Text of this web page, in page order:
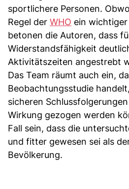
sportlichere Personen.
Regel der WHO ein
betonen die Autoren, dass
Widerstandsfähigkeit
Aktivitätszeiten angestrebt
Das Team räumt auch ein,
Beobachtungsstudie
sicheren
Wirkung gezogen werden
Fall sein, dass die
und fitter gewesen sei als
Bevölkerung.